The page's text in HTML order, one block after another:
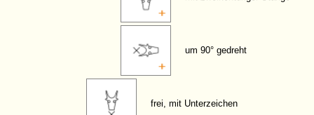
um 90° gedreht
frei, mit Unterzeichen